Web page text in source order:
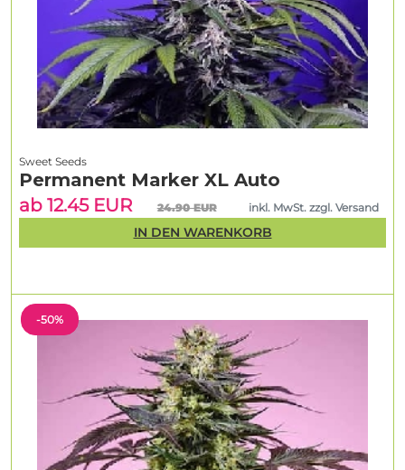
-50%
Sweet Seeds
Permanent Marker XL Auto
ab 12.45 EUR
24.90 EUR inkl. MwSt. zzgl. Versand
IN DEN WARENKORB